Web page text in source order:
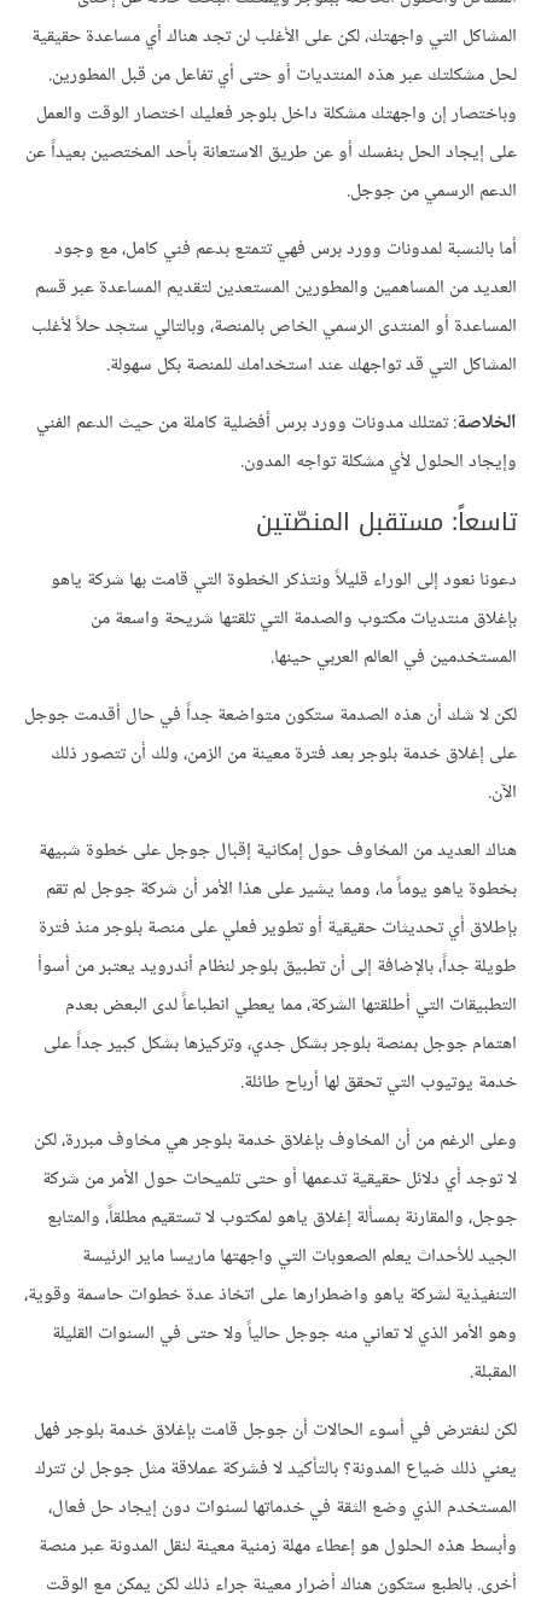
المشاكل التي واجهتك، لكن على الأغلب لن تجد هناك أي مساعدة حقيقية
لحل مشكلتك عبر هذه المنتديات أو حتى أي تفاعل من قبل المطورين.
وباختصار إن واجهتك مشكلة داخل بلوجر فعليك اختصار الوقت والعمل
على إيجاد الحل بنفسك أو عن طريق الاستعانة بأحد المختصين بعيداً عن
الدعم الرسمي من جوجل.
أما بالنسبة لمدونات وورد برس فهي تتمتع بدعم فني كامل، مع وجود
العديد من المساهمين والمطورين المستعدين لتقديم المساعدة عبر قسم
المساعدة أو المنتدى الرسمي الخاص بالمنصة، وبالتالي ستجد حلاً لأغلب
المشاكل التي قد تواجهك عند استخدامك للمنصة بكل سهولة.
الخلاصة: تمتلك مدونات وورد برس أفضلية كاملة من حيث الدعم الفني
وإيجاد الحلول لأي مشكلة تواجه المدون.
تاسعاً: مستقبل المنصّتين
دعونا نعود إلى الوراء قليلاً ونتذكر الخطوة التي قامت بها شركة ياهو
بإغلاق منتديات مكتوب والصدمة التي تلقتها شريحة واسعة من
المستخدمين في العالم العربي حينها.
لكن لا شك أن هذه الصدمة ستكون متواضعة جداً في حال أقدمت جوجل
على إغلاق خدمة بلوجر بعد فترة معينة من الزمن، ولك أن تتصور ذلك
الآن.
هناك العديد من المخاوف حول إمكانية إقبال جوجل على خطوة شبيهة
بخطوة ياهو يوماً ما، ومما يشير على هذا الأمر أن شركة جوجل لم تقم
بإطلاق أي تحديثات حقيقية أو تطوير فعلي على منصة بلوجر منذ فترة
طويلة جداً، بالإضافة إلى أن تطبيق بلوجر لنظام أندرويد يعتبر من أسوأ
التطبيقات التي أطلقتها الشركة، مما يعطي انطباعاً لدى البعض بعدم
اهتمام جوجل بمنصة بلوجر بشكل جدي، وتركيزها بشكل كبير جداً على
خدمة يوتيوب التي تحقق لها أرباح طائلة.
وعلى الرغم من أن المخاوف بإغلاق خدمة بلوجر هي مخاوف مبررة، لكن
لا توجد أي دلائل حقيقية تدعمها أو حتى تلميحات حول الأمر من شركة
جوجل، والمقارنة بمسألة إغلاق ياهو لمكتوب لا تستقيم مطلقاً، والمتابع
الجيد للأحداث يعلم الصعوبات التي واجهتها ماريسا ماير الرئيسة
التنفيذية لشركة ياهو واضطرارها على اتخاذ عدة خطوات حاسمة وقوية،
وهو الأمر الذي لا تعاني منه جوجل حالياً ولا حتى في السنوات القليلة
المقبلة.
لكن لنفترض في أسوء الحالات أن جوجل قامت بإغلاق خدمة بلوجر فهل
يعني ذلك ضياع المدونة؟ بالتأكيد لا فشركة عملاقة مثل جوجل لن تترك
المستخدم الذي وضع الثقة في خدماتها لسنوات دون إيجاد حل فعال،
وأبسط هذه الحلول هو إعطاء مهلة زمنية معينة لنقل المدونة عبر منصة
أخرى. بالطبع ستكون هناك أضرار معينة جراء ذلك لكن يمكن مع الوقت